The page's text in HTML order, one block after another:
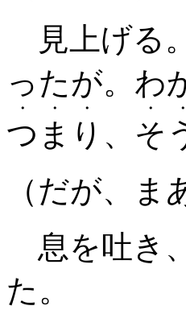
見上げる
ったが。わ
つまり
・・・
、 そ
・
（だが、ま
息を吐き
た。